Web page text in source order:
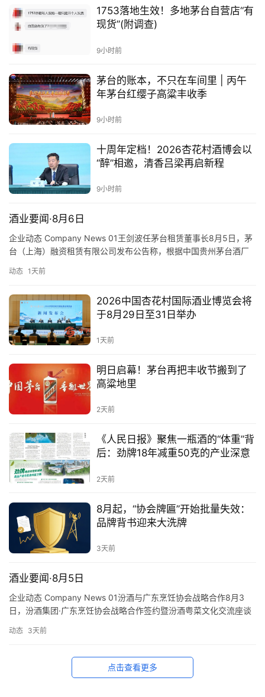
首
司
深
人
物
观
活
动
动
态
频
店飞天茅台不再局限于建档团购客户，普…1753落地生效！多地茅台自营店“有
现货”(附调查)
9小时前
茅台的账本，不只在车间里 | 丙午
年茅台红缨子高粱丰收季
9小时前
十周年定档！2026杏花村酒博会以
“醉”相邀，清香吕梁再启新程
9小时前
酒业要闻·8月6日
企业动态 Company News 01王剑波任茅台租赁董事长8月5日，茅
台（上海）融资租赁有限公司发布公告称，根据中国贵州茅台酒厂
事长，李莉不再担任董事长。资料显示，王剑波曾任中国建设银行
副总经理等职。 01Wang Jianbo App…
动态 1天前
2026中国杏花村国际酒业博览会将
于8月29日至31日举办
1天前
明日启幕！茅台再把丰收节搬到了
高粱地里
2天前
《人民日报》聚焦一瓶酒的“体重”背
后：劲牌18年减重50克的产业深意
2天前
8月起，“协会牌匾”开始批量失效：
品牌背书迎来大洗牌
3天前
酒业要闻·8月5日
企业动态 Company News 01汾酒与广东烹饪协会战略合作8月3
日，汾酒集团·广东烹饪协会战略合作签约暨汾酒粤菜文化交流座谈
件，与会人员围绕汾酒和粤菜的深度融合、老字号联动、渠道合作
动态 3天前
点击查看更多